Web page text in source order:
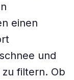
einen
und
zu filtern. Ob